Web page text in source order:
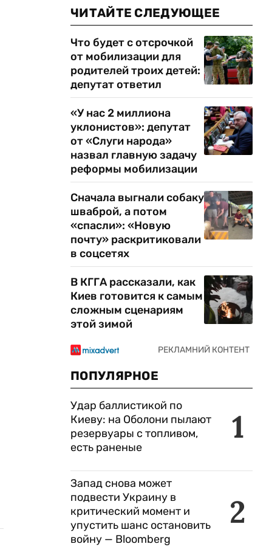
ЧИТАЙТЕ СЛЕДУЮЩЕЕ
Что будет с отсрочкой
от мобилизации для
родителей троих детей:
депутат ответил
«У нас 2 миллиона
уклонистов»: депутат
от «Слуги народа»
назвал главную задачу
реформы мобилизации
Сначала выгнали собаку
шваброй, а потом
«спасли»: «Новую
почту» раскритиковали
в соцсетях
В КГГА рассказали, как
Киев готовится к самым
сложным сценариям
этой зимой
ПОПУЛЯРНОЕ
1
Удар баллистикой по
Киеву: на Оболони пылают
резервуары с топливом,
есть раненые
2
Запад снова может
подвести Украину в
критический момент и
упустить шанс остановить
войну — Bloomberg